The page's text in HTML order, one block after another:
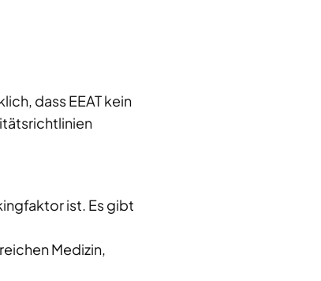
dass EEAT kein
ist. Es gibt
Medizin,